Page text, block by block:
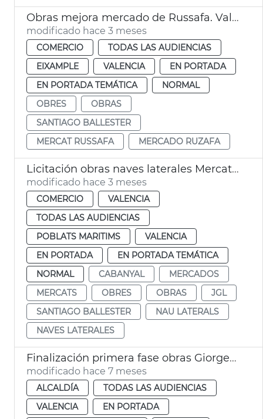
Obras mejora mercado de Russafa. València
modificado hace 3 meses
COMERCIO
TODAS LAS AUDIENCIAS
EIXAMPLE
VALENCIA
EN PORTADA
EN PORTADA TEMÁTICA
NORMAL
OBRES
OBRAS
SANTIAGO BALLESTER
MERCAT RUSSAFA
MERCADO RUZAFA
Licitación obras naves laterales Mercat Cabanyal
modificado hace 3 meses
COMERCIO
VALENCIA
TODAS LAS AUDIENCIAS
POBLATS MARITIMS
VALENCIA
EN PORTADA
EN PORTADA TEMÁTICA
NORMAL
CABANYAL
MERCADOS
MERCATS
OBRES OBRAS
JGL
SANTIAGO BALLESTER
NAU LATERALS
NAVES LATERALES
Finalización primera fase obras Giorgeta y Pérez Galdós València
modificado hace 7 meses
ALCALDÍA
TODAS LAS AUDIENCIAS
VALENCIA
EN PORTADA